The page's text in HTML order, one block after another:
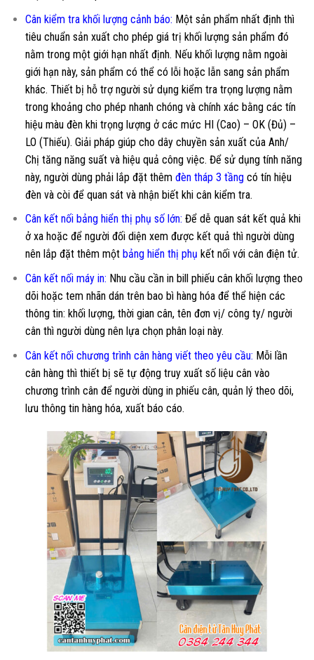
Cân kiểm tra khối lượng cảnh báo: Một sản phẩm nhất định thì
tiêu chuẩn sản xuất cho phép giá trị khối lượng sản phẩm đó
nằm trong một giới hạn nhất định. Nếu khối lượng nằm ngoài
giới hạn này, sản phẩm có thể có lỗi hoặc lẫn sang sản phẩm
khác. Thiết bị hỗ trợ người sử dụng kiểm tra trọng lượng nằm
trong khoảng cho phép nhanh chóng và chính xác bằng các tín
hiệu màu đèn khi trọng lượng ở các mức HI (Cao) – OK (Đủ) –
LO (Thiếu). Giải pháp giúp cho dây chuyền sản xuất của Anh/
Chị tăng năng suất và hiệu quả công việc. Để sử dụng tính năng
này, người dùng phải lắp đặt thêm đèn tháp 3 tầng có tín hiệu
đèn và còi để quan sát và nhận biết khi cân kiểm tra.
Cân kết nối bảng hiển thị phụ số lớn: Để dễ quan sát kết quả khi
ở xa hoặc để người đối diện xem được kết quả thì người dùng
nên lắp đặt thêm một bảng hiển thị phụ kết nối với cân điện tử.
Cân kết nối máy in: Nhu cầu cần in bill phiếu cân khối lượng theo
dõi hoặc tem nhãn dán trên bao bì hàng hóa để thể hiện các
thông tin: khối lượng, thời gian cân, tên đơn vị/ công ty/ người
cân thì người dùng nên lựa chọn phân loại này.
Cân kết nối chương trình cân hàng viết theo yêu cầu: Mỗi lần
cân hàng thì thiết bị sẽ tự động truy xuất số liệu cân vào
chương trình cân để người dùng in phiếu cân, quản lý theo dõi,
lưu thông tin hàng hóa, xuất báo cáo.